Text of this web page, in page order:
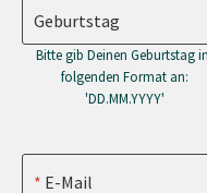
Geburtstag
Bitte gib Deinen Geburtstag
folgenden Format an:
'DD.MM.YYYY'
E-Mail